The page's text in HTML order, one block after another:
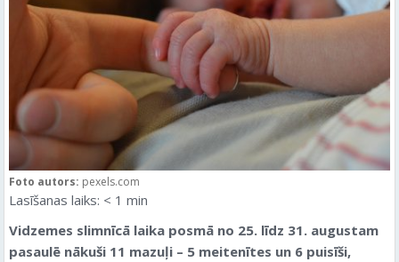
Foto autors: pexels.com
Lasīšanas laiks: < 1 min
Vidzemes slimnīcā laika posmā no 25. līdz 31. augustam
pasaulē nākuši 11 mazuļi – 5 meitenītes un 6 puisīši,